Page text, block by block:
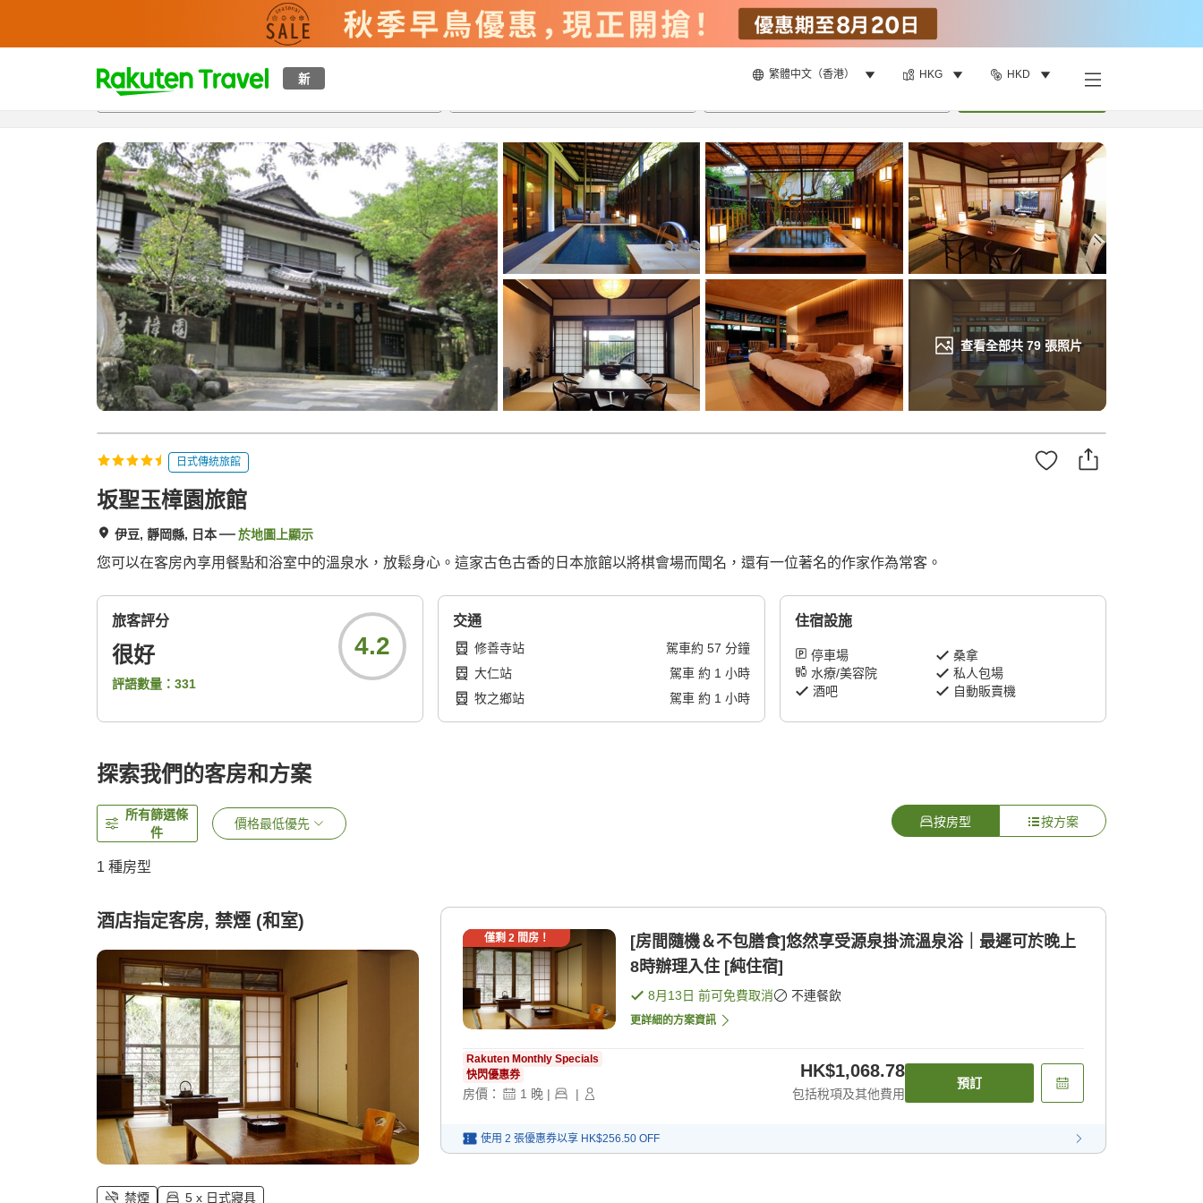
新 繁體中文（香港） HKG HKD
t
p
a
g
e
_
s
e
a
r
c
h
查看全部共 79張照片
概覽房間及住宿方案 評價設施
日式傳統旅館
坂聖玉樟園旅館
伊豆, 靜岡縣, 日本 於地圖上顯示
您可以在客房內享用餐點和浴室中的溫泉水，放鬆身心。這家古色古香的日本旅館以將棋會場而聞名，還有一位著名的作家作為常客。
旅客評分
很好
評語數量： 331
4.2
交通
修善寺站 駕車約 57 分鐘
大仁站
駕車約 1 小時
牧之鄉站
駕車約 1 小時
住宿設施
停車場
桑拿
水療/美容院
私人包場
酒吧
自動販賣機
探索我們的客房和方案
所有篩選條
件
價格最低優先 按房型 按方案
1 種房型
酒店指定客房, 禁煙 (和室)
禁煙 5 x 日式寢具
僅剩 2間房！
[房間隨機＆不包膳食]悠然享受源泉掛流溫泉浴｜最遲可於晚上
8時辦理入住 [純住宿]
8月13日 前可免費取消 不連餐飲
更詳細的方案資訊
Rakuten Monthly Specials
快閃優惠券
房價： 1 晚 | |
HK$1,068.78
包括稅項及其他費用
預訂
使用 2 張優惠券以享 HK$256.50 OFF